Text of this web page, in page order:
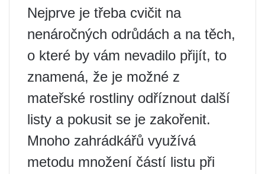
Nejprve je třeba cvičit na
nenáročných odrůdách a na těch,
o které by vám nevadilo přijít, to
znamená, že je možné z
mateřské rostliny odříznout další
listy a pokusit se je zakořenit.
Mnoho zahrádkářů využívá
metodu množení částí listu při